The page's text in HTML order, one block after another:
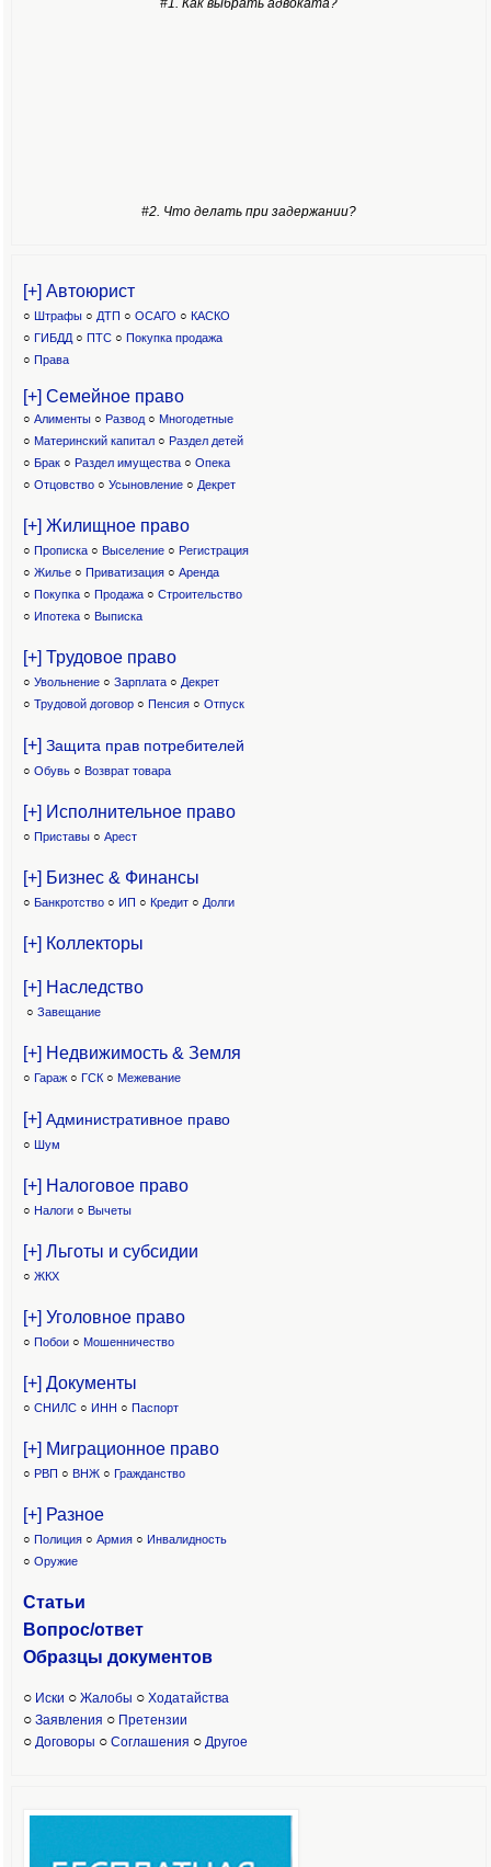
#2. Что делать при задержании?
[+] Автоюрист
○ Штрафы ○ ДТП ○ ОСАГО ○ КАСКО
○ ГИБДД ○ ПТС ○ Покупка продажа
○ Права
[+] Семейное право
○ Алименты ○ Развод ○ Многодетные
○ Материнский капитал○ Раздел детей
○ Брак ○ Раздел имущества ○ Опека
○ Отцовство○ Усыновление ○ Декрет
[+] Жилищное право
○ Прописка ○ Выселение ○ Регистрация
○ Жилье ○ Приватизация ○ Аренда
○ Покупка ○ Продажа ○ Строительство
○ Ипотека ○ Выписка
[+] Трудовое право
○ Увольнение ○ Зарплата ○ Декрет
○ Трудовой договор ○ Пенсия ○ Отпуск
[+] Защита прав потребителей
○ Обувь ○ Возврат товара
[+] Исполнительное право
○ Приставы ○ Арест
[+] Бизнес & Финансы
○ Банкротство ○ ИП ○ Кредит ○ Долги
[+] Коллекторы
[+] Наследство
○ Завещание
[+] Недвижимость & Земля
○ Гараж ○ ГСК ○ Межевание
[+] Административное право
○ Шум
[+] Налоговое право
○ Налоги ○ Вычеты
[+] Льготы и субсидии
○ ЖКХ
[+] Уголовное право
○ Побои ○ Мошенничество
[+] Документы
○ СНИЛС ○ ИНН ○ Паспорт
[+] Миграционное право
○ РВП ○ ВНЖ ○ Гражданство
[+] Разное
○ Полиция ○ Армия ○ Инвалидность
○ Оружие
Статьи
Вопрос/ответ
Образцы документов
○ Иски ○ Жалобы ○ Ходатайства
○ Заявления ○ Претензии
○ Договоры ○ Соглашения ○ Другое